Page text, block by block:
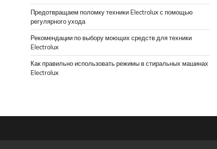
Предотвращаем поломку техники Electrolux с помощью
регулярного ухода
Рекомендации по выбору моющих средств для техники
Electrolux
Как правильно использовать режимы в стиральных машинах
Electrolux